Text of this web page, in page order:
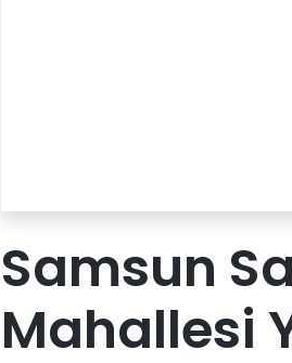
Samsun
Mahallesi